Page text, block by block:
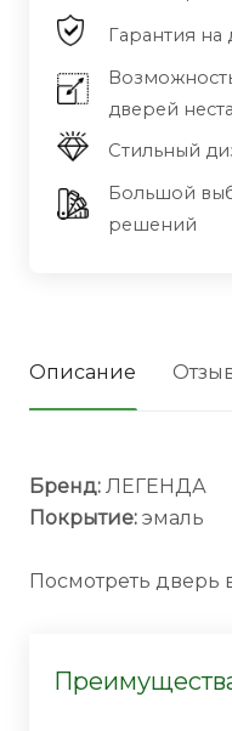
Гарантия на
дверей
Стильный
Большой
решений
Описание
Бренд: ЛЕГЕНДА
Покрытие: эмаль
Посмотреть дверь